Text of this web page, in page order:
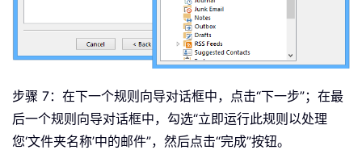
步骤 7：在下一个规则向导对话框中，点击“下一步”；在最
后一个规则向导对话框中，勾选“立即运行此规则以处理
您‘文件夹名称’中的邮件”，然后点击“完成”按钮。